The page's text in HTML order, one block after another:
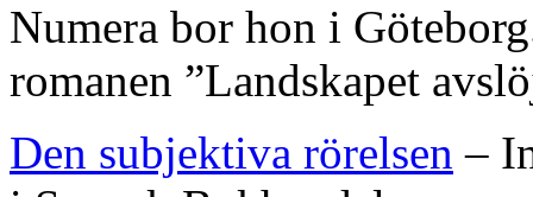
Numera bor hon i
romanen ”Landskapet
Den subjektiva rörelsen –